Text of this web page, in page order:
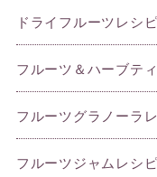
ドライフルーツレシピ
フルーツ＆ハーブテ
フルーツグラノーラ
フルーツジャムレシピ